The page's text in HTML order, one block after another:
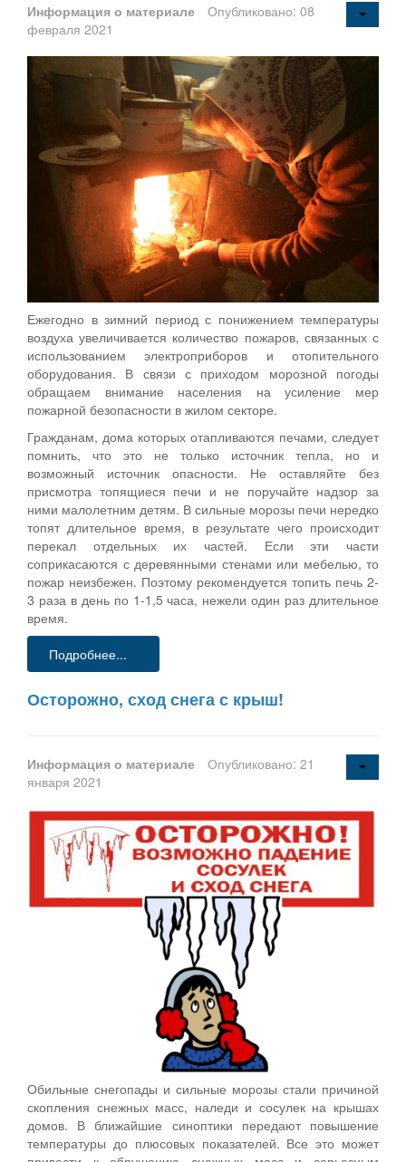
Информация о материале
Опубликовано: 08
февраля 2021
Ежегодно в зимний период с понижением температуры
воздуха увеличивается количество пожаров, связанных с
использованием электроприборов и отопительного
оборудования. В связи с приходом морозной погоды
обращаем внимание населения на усиление мер
пожарной безопасности в жилом секторе.
Гражданам, дома которых отапливаются печами, следует
помнить, что это не только источник тепла, но и
возможный источник опасности. Не оставляйте без
присмотра топящиеся печи и не поручайте надзор за
ними малолетним детям. В сильные морозы печи нередко
топят длительное время, в результате чего происходит
перекал отдельных их частей. Если эти части
соприкасаются с деревянными стенами или мебелью, то
пожар неизбежен. Поэтому рекомендуется топить печь 2-
3 раза в день по 1-1,5 часа, нежели один раз длительное
время.
Подробнее...
Осторожно, сход снега с крыш!
Информация о материале
Опубликовано: 21
января 2021
Обильные снегопады и сильные морозы стали причиной
скопления снежных масс, наледи и сосулек на крышах
домов. В ближайшие синоптики передают повышение
температуры до плюсовых показателей. Все это может